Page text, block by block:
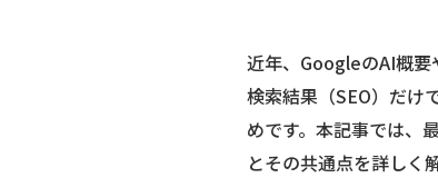
近年、GoogleのAI概要
検索結果（SEO）だけ
めです。本記事では、
とその共通点を詳しく